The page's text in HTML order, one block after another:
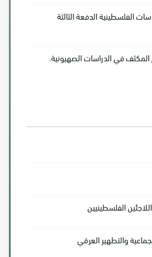
الفلسطينية الدفعة الثالثة
في الدراسات الصهيونية.
الفلسطينيين
والتطهير العرقي